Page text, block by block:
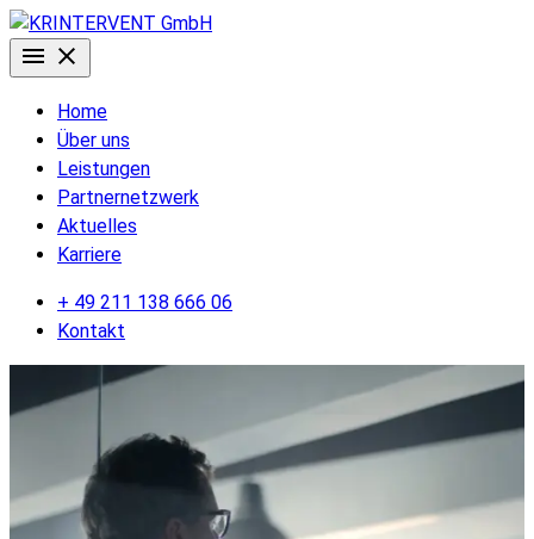
Home
Über uns
Leistungen
Partnernetzwerk
Aktuelles
Karriere
+ 49 211 138 666 06
Kontakt